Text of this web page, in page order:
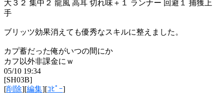
大３２ 集中２ 龍風 高耳 切れ味＋１ ランナー 回避１ 捕獲上
手
ブリッツ効果消えても優秀なスキルに整えました。
カプ蓄だった俺がいつの間にか
カフ以外非課金にｗ
05/10 19:34
[SH03B]
[削除][編集][ｺﾋﾟｰ]